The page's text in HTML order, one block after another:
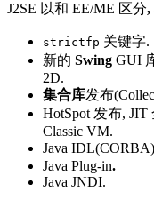
J2SE 以和 EE/ME 区分,
strictfp 关键字.
新的 Swing GUI
2D.
集合库发布
HotSpot 发布,
Classic VM.
Java
Java Plug-in.
Java JNDI.